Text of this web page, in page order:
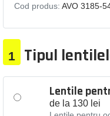
Cod produs: AVO 3185-
1 Tipul
Lentile
de la 130 lei